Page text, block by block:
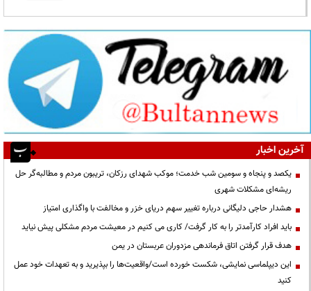
آخرین اخبار
یکصد و پنجاه و سومین شب خدمت؛ موکب شهدای رزکان، تریبون مردم و مطالبه‌گر حل
ریشه‌ای مشکلات شهری
هشدار حاجی دلیگانی درباره تغییر سهم دریای خزر و مخالفت با واگذاری امتیاز
باید افراد کارآمدتر را به کار گرفت/ کاری می کنیم در معیشت مردم مشکلی پیش نیاید
هدف قرار گرفتن اتاق‌ فرماندهی مزدوران عربستان در یمن
این دیپلماسی نمایشی، شکست خورده است/واقعیت‌ها را بپذیرید و به تعهدات خود عمل
کنید